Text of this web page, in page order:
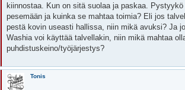
t
i
kiinnostaa. Kun on sitä suolaa ja paskaa.
pesemään ja kuinka se mahtaa toimia? Eli jos
pestä kovin useasti hallissa, niin mikä avuksi? Ja
Washia voi käyttää talvellakin, niin mikä mahtaa
puhdistuskeino/työjärjestys?
Tonis